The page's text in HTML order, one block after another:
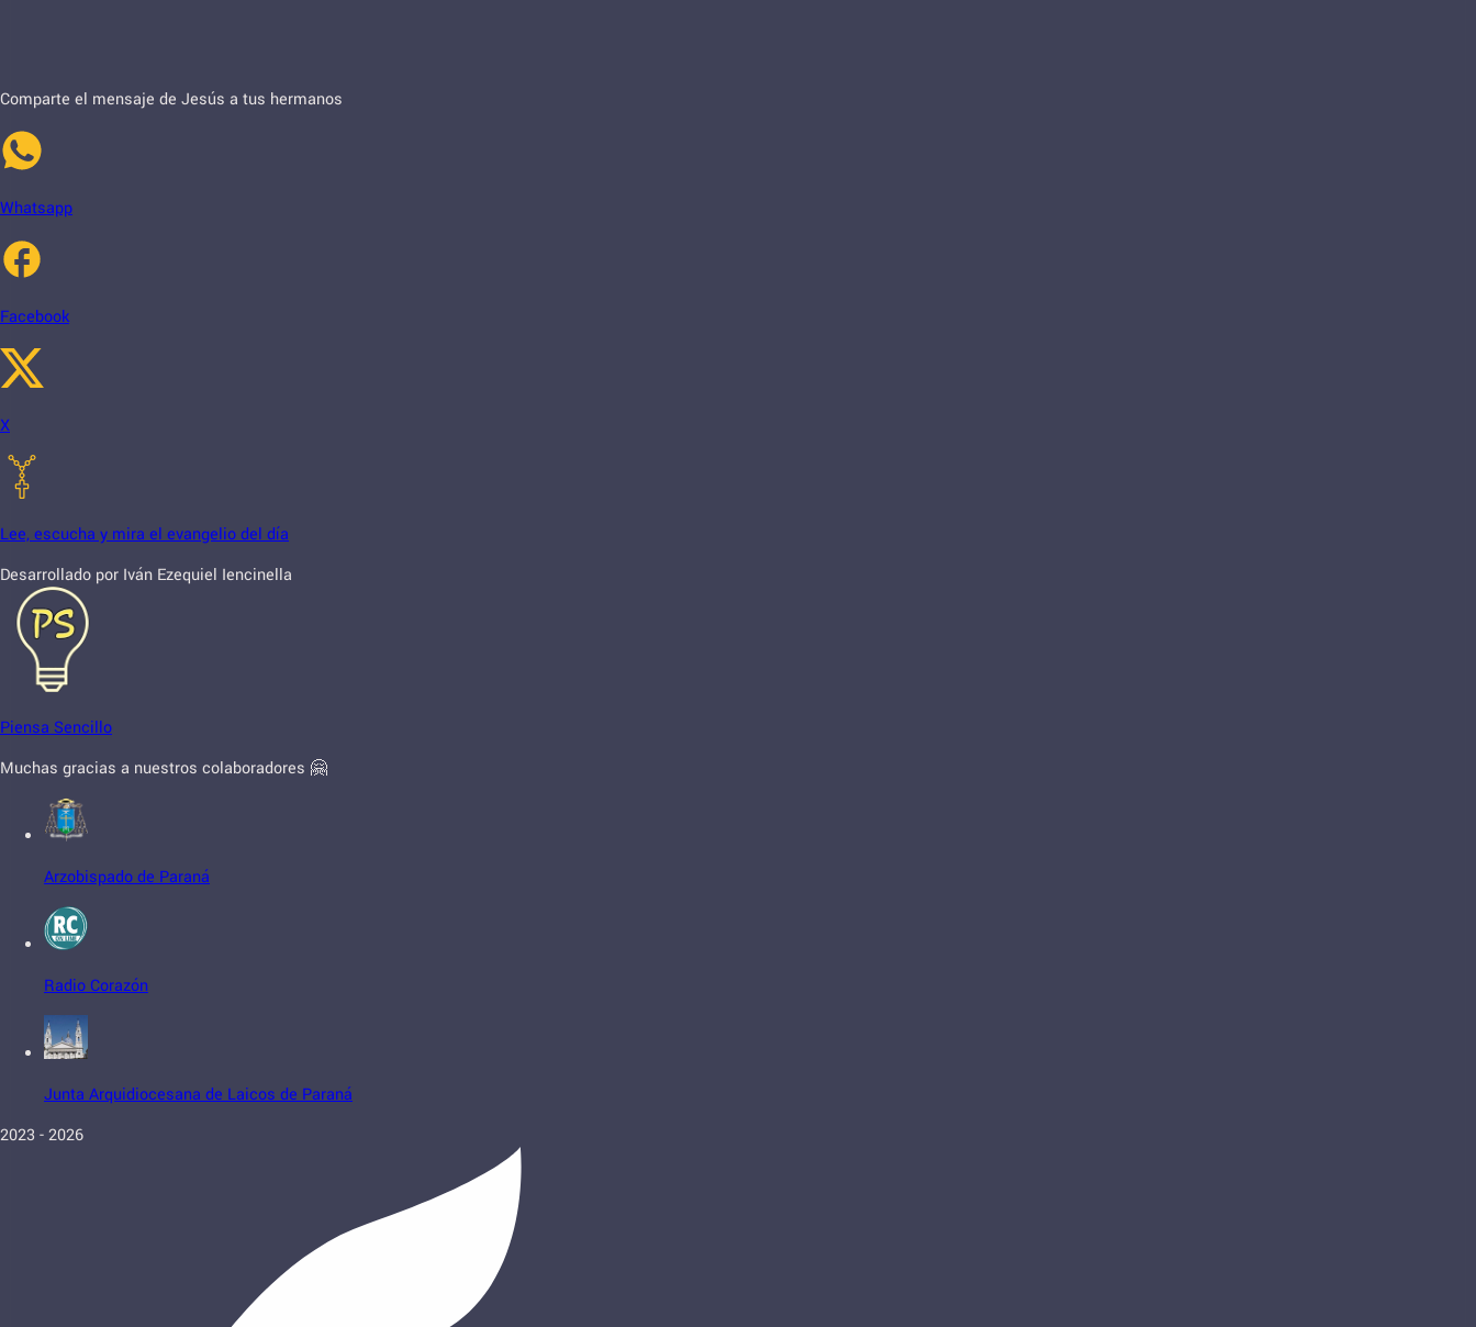
Comparte el mensaje de Jesús a tus hermanos
Whatsapp
Facebook
X
Lee, escucha y mira el evangelio del día
Desarrollado por Iván Ezequiel Iencinella
Piensa Sencillo
Muchas gracias a nuestros colaboradores 🤗
Arzobispado de Paraná
Radio Corazón
Junta Arquidiocesana de Laicos de Paraná
2023 - 2026